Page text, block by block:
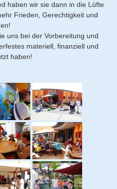
haben wir sie dann in die Lüfte
Frieden, Gerechtigkeit und
uns bei der Vorbereitung und
materiell, finanziell und
haben!